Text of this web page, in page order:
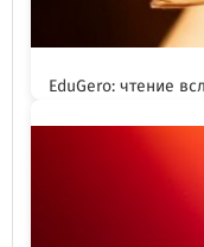
EduGero: чтение